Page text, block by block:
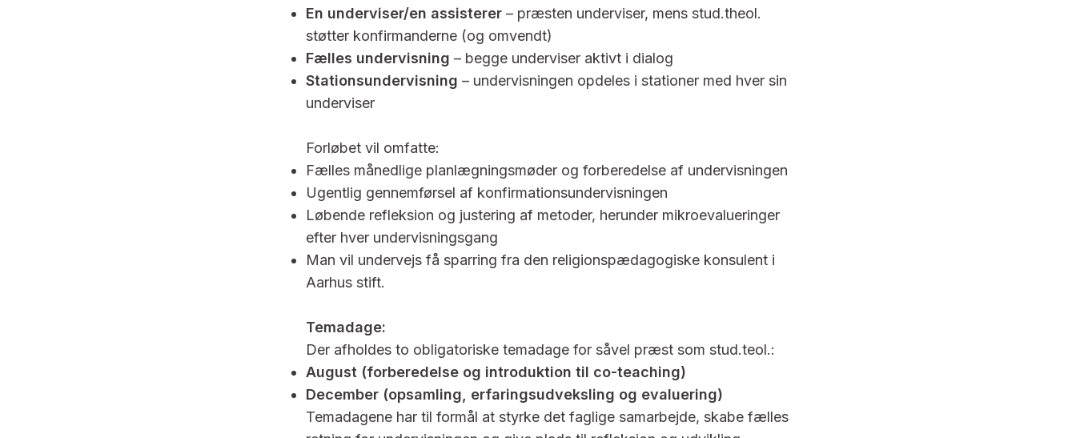
En underviser/en assisterer – præsten underviser, mens stud.theol.
støtter konfirmanderne (og omvendt)
Fælles undervisning – begge underviser aktivt i dialog
Stationsundervisning – undervisningen opdeles i stationer med hver sin
underviser
Forløbet vil omfatte:
Fælles månedlige planlægningsmøder og forberedelse af undervisningen
Ugentlig gennemførsel af konfirmationsundervisningen
Løbende refleksion og justering af metoder, herunder mikroevalueringer
efter hver undervisningsgang
Man vil undervejs få sparring fra den religionspædagogiske konsulent i
Aarhus stift.
Temadage:
Der afholdes to obligatoriske temadage for såvel præst som stud.teol.:
August (forberedelse og introduktion til co-teaching)
December (opsamling, erfaringsudveksling og evaluering)
Temadagene har til formål at styrke det faglige samarbejde, skabe fælles